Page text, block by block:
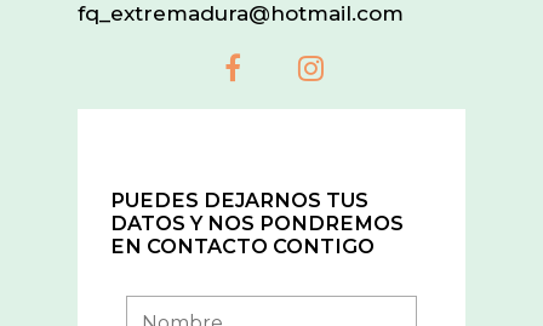
fq_extremadura@hotmail.com
PUEDES DEJARNOS TUS
DATOS Y NOS PONDREMOS
EN CONTACTO CONTIGO